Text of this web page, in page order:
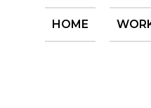
HOME